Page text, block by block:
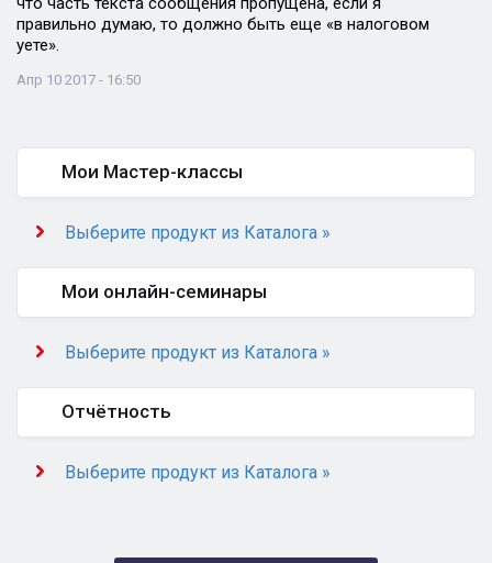
правильно думаю, то должно быть еще «в налоговом
уете».
Апр 10 2017 - 16:50
Мои Мастер-классы
Выберите продукт из Каталога »
Мои онлайн-семинары
Выберите продукт из Каталога »
Отчётность
Выберите продукт из Каталога »